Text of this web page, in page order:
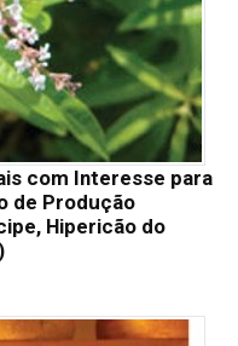
com Interesse para
de Produção
Hipericão do